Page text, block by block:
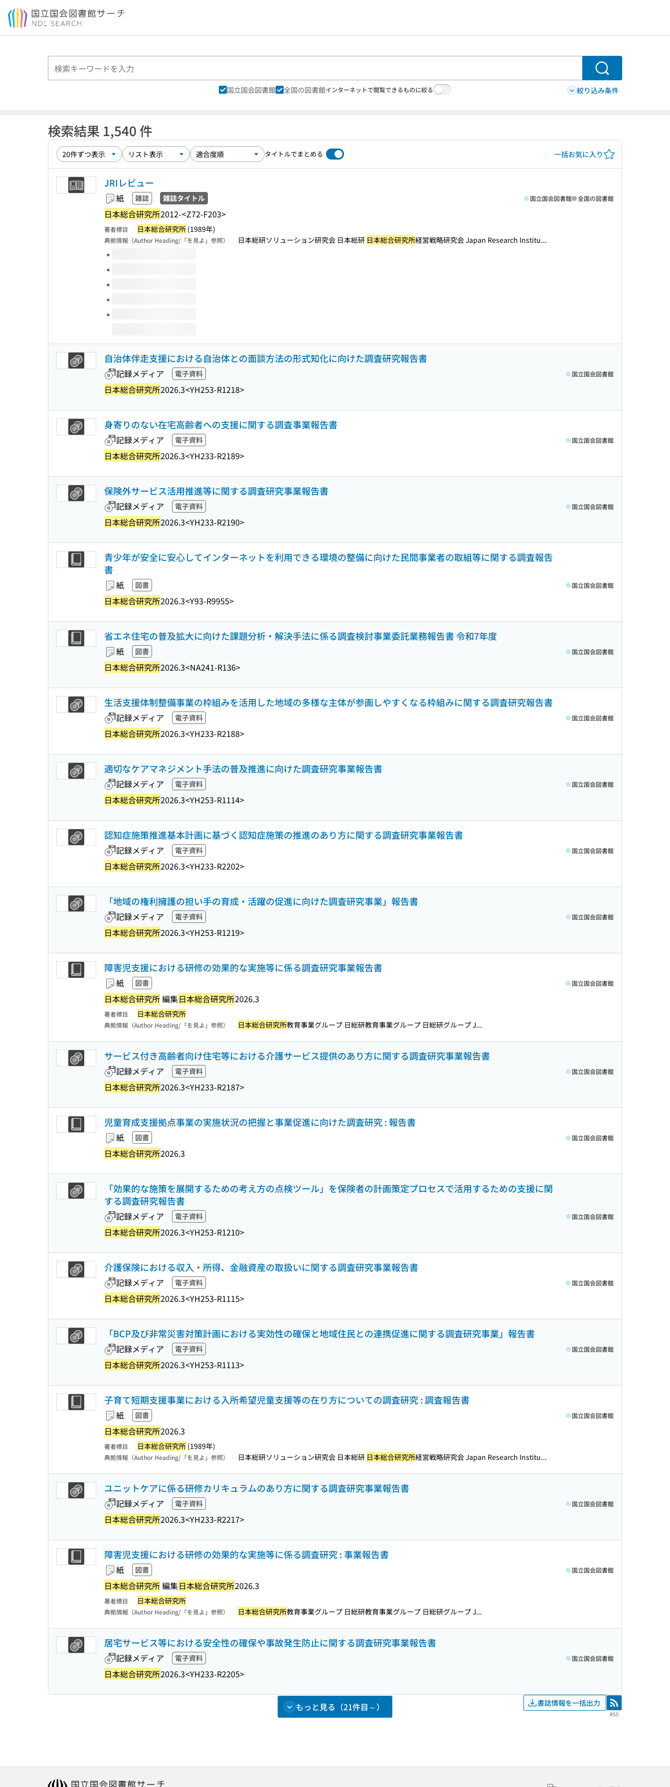
本文へ移動
検索
国立国会図書館 全国の図書館インターネットで閲覧できるものに絞る 絞り込み条件
検索結果 1,540 件
タイトルでまとめる 一括お気に入り
JRIレビュー
紙 雑誌 雑誌タイトル
日本総合研究所2012-<Z72-F203>
国立国会図書館 全国の図書館
著者標目 日本総合研究所 (1989年)
典拠情報（Author Heading/「を見よ」参照） 日本総研ソリューション研究会 日本総研 日本総合研究所経営戦略研究会 Japan Research Institu...
このタイトルの巻号
自治体伴走支援における自治体との面談方法の形式知化に向けた調査研究報告書
記録メディア 電子資料
日本総合研究所2026.3<YH253-R1218>
国立国会図書館
身寄りのない在宅高齢者への支援に関する調査事業報告書
記録メディア 電子資料
日本総合研究所2026.3<YH233-R2189>
国立国会図書館
保険外サービス活用推進等に関する調査研究事業報告書
記録メディア 電子資料
日本総合研究所2026.3<YH233-R2190>
国立国会図書館
青少年が安全に安心してインターネットを利用できる環境の整備に向けた民間事業者の取組等に関する調査報告
書
紙 図書
日本総合研究所2026.3<Y93-R9955>
国立国会図書館
省エネ住宅の普及拡大に向けた課題分析・解決手法に係る調査検討事業委託業務報告書 令和7年度
紙 図書
日本総合研究所2026.3<NA241-R136>
国立国会図書館
生活支援体制整備事業の枠組みを活用した地域の多様な主体が参画しやすくなる枠組みに関する調査研究報告書
記録メディア 電子資料
日本総合研究所2026.3<YH233-R2188>
国立国会図書館
適切なケアマネジメント手法の普及推進に向けた調査研究事業報告書
記録メディア 電子資料
日本総合研究所2026.3<YH253-R1114>
国立国会図書館
認知症施策推進基本計画に基づく認知症施策の推進のあり方に関する調査研究事業報告書
記録メディア 電子資料
日本総合研究所2026.3<YH233-R2202>
国立国会図書館
「地域の権利擁護の担い手の育成・活躍の促進に向けた調査研究事業」報告書
記録メディア 電子資料
日本総合研究所2026.3<YH253-R1219>
国立国会図書館
障害児支援における研修の効果的な実施等に係る調査研究事業報告書
紙 図書
日本総合研究所編集日本総合研究所2026.3
国立国会図書館
著者標目 日本総合研究所
典拠情報（Author Heading/「を見よ」参照） 日本総合研究所教育事業グループ 日総研教育事業グループ 日総研グループ J...
サービス付き高齢者向け住宅等における介護サービス提供のあり方に関する調査研究事業報告書
記録メディア 電子資料
日本総合研究所2026.3<YH233-R2187>
国立国会図書館
児童育成支援拠点事業の実施状況の把握と事業促進に向けた調査研究 : 報告書
紙 図書
日本総合研究所2026.3
国立国会図書館
「効果的な施策を展開するための考え方の点検ツール」を保険者の計画策定プロセスで活用するための支援に関
する調査研究報告書
記録メディア 電子資料
日本総合研究所2026.3<YH253-R1210>
国立国会図書館
介護保険における収入・所得、金融資産の取扱いに関する調査研究事業報告書
記録メディア 電子資料
日本総合研究所2026.3<YH253-R1115>
国立国会図書館
「BCP及び非常災害対策計画における実効性の確保と地域住民との連携促進に関する調査研究事業」報告書
記録メディア 電子資料
日本総合研究所2026.3<YH253-R1113>
国立国会図書館
子育て短期支援事業における入所希望児童支援等の在り方についての調査研究 : 調査報告書
紙 図書
日本総合研究所2026.3
国立国会図書館
著者標目 日本総合研究所 (1989年)
典拠情報（Author Heading/「を見よ」参照） 日本総研ソリューション研究会 日本総研 日本総合研究所経営戦略研究会 Japan Research Institu...
ユニットケアに係る研修カリキュラムのあり方に関する調査研究事業報告書
記録メディア 電子資料
日本総合研究所2026.3<YH233-R2217>
国立国会図書館
障害児支援における研修の効果的な実施等に係る調査研究 : 事業報告書
紙 図書
日本総合研究所編集日本総合研究所2026.3
国立国会図書館
著者標目 日本総合研究所
典拠情報（Author Heading/「を見よ」参照） 日本総合研究所教育事業グループ 日総研教育事業グループ 日総研グループ J...
居宅サービス等における安全性の確保や事故発生防止に関する調査研究事業報告書
記録メディア 電子資料
日本総合研究所2026.3<YH233-R2205>
国立国会図書館
もっと見る（21件目～） 書誌情報を一括出力 RSS
RSS